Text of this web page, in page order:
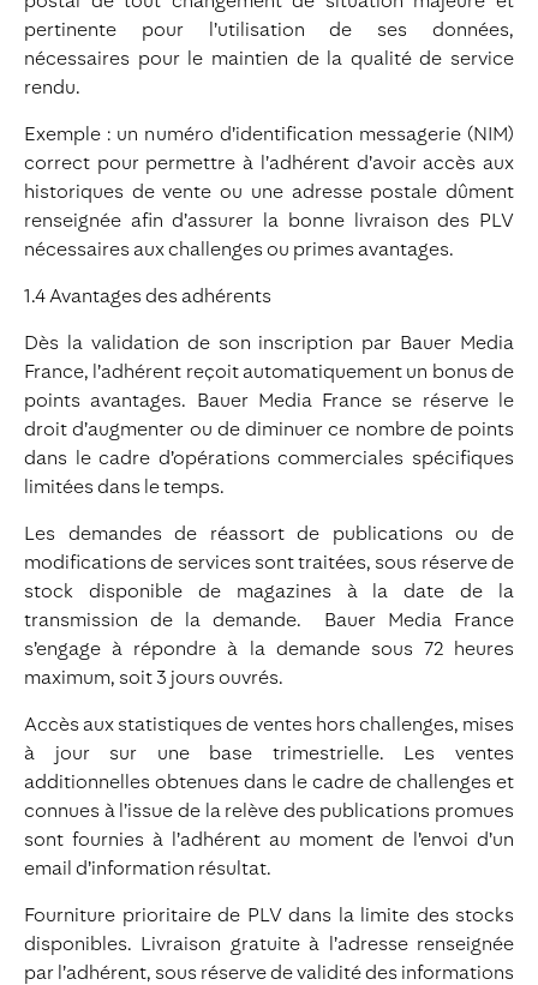
pertinente pour l’utilisation de ses données,
nécessaires pour le maintien de la qualité de service
rendu.
Exemple : un numéro d’identification messagerie (NIM)
correct pour permettre à l’adhérent d’avoir accès aux
historiques de vente ou une adresse postale dûment
renseignée afin d’assurer la bonne livraison des PLV
nécessaires aux challenges ou primes avantages.
1.4 Avantages des adhérents
Dès la validation de son inscription par Bauer Media
France, l’adhérent reçoit automatiquement un bonus de
points avantages. Bauer Media France se réserve le
droit d’augmenter ou de diminuer ce nombre de points
dans le cadre d’opérations commerciales spécifiques
limitées dans le temps.
Les demandes de réassort de publications ou de
modifications de services sont traitées, sous réserve de
stock disponible de magazines à la date de la
transmission de la demande. Bauer Media France
s’engage à répondre à la demande sous 72 heures
maximum, soit 3 jours ouvrés.
Accès aux statistiques de ventes hors challenges, mises
à jour sur une base trimestrielle. Les ventes
additionnelles obtenues dans le cadre de challenges et
connues à l’issue de la relève des publications promues
sont fournies à l’adhérent au moment de l’envoi d’un
email d’information résultat.
Fourniture prioritaire de PLV dans la limite des stocks
disponibles. Livraison gratuite à l’adresse renseignée
par l’adhérent, sous réserve de validité des informations